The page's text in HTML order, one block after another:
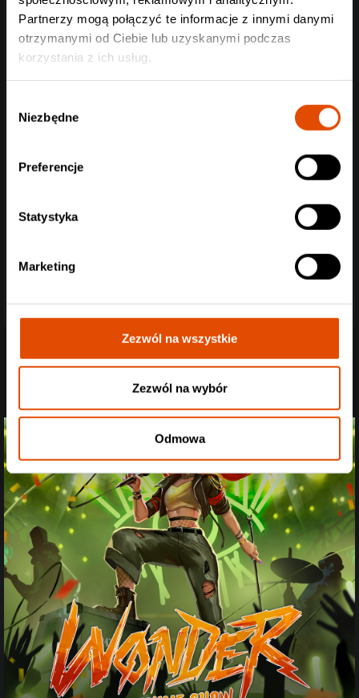
Partnerzy mogą połączyć te informacje z innymi danymi
otrzymanymi od Ciebie lub uzyskanymi podczas
korzystania z ich usług.
zgody
Niezbędne
Preferencje
Statystyka
Marketing
Zezwól na wszystkie
Zezwól na wybór
Odmowa